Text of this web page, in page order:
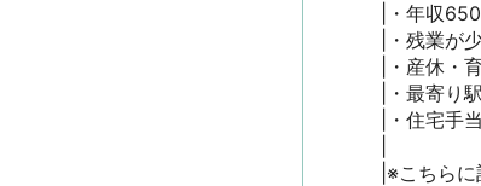
|・年収
|・残業が
|・産休・
|・最寄り
|・住宅手
|※こちら